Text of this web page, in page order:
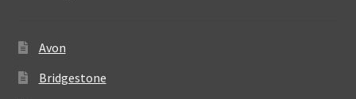
Avon
Bridgestone